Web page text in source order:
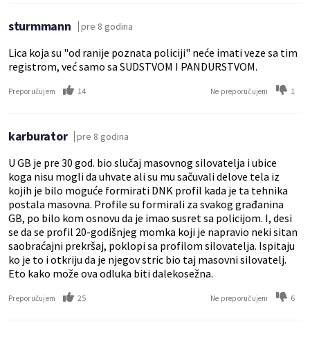
sturmmann pre 8 godina
Lica koja su "od ranije poznata policiji" neće imati veze sa tim
registrom, već samo sa SUDSTVOM I PANDURSTVOM.
Preporučujem 14 Ne preporučujem 1
karburator pre 8 godina
U GB je pre 30 god. bio slučaj masovnog silovatelja i ubice
koga nisu mogli da uhvate ali su mu sačuvali delove tela iz
kojih je bilo moguće formirati DNK profil kada je ta tehnika
postala masovna. Profile su formirali za svakog građanina
GB, po bilo kom osnovu da je imao susret sa policijom. I, desi
se da se profil 20-godišnjeg momka koji je napravio neki sitan
saobraćajni prekršaj, poklopi sa profilom silovatelja. Ispitaju
ko je to i otkriju da je njegov stric bio taj masovni silovatelj.
Eto kako može ova odluka biti dalekosežna.
Preporučujem 25 Ne preporučujem 6